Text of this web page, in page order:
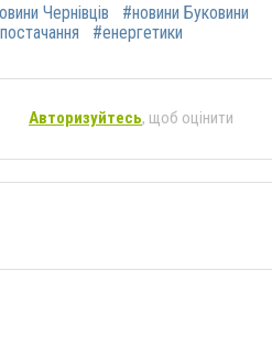
Чернівців
#новини Буковини
#енергетики
Авторизуйтесь, щоб оцінити